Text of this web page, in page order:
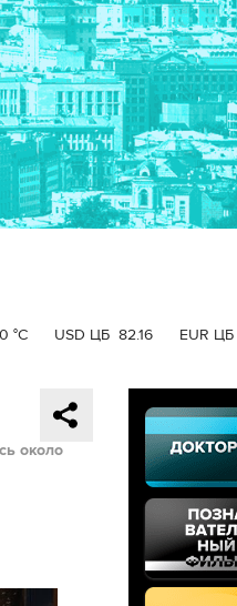
°C USD ЦБ 82.16 EUR ЦБ
около